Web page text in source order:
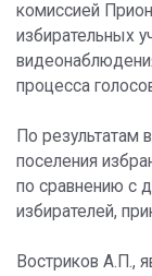
комиссией
избирательных
процесса
По результатам
поселения
по сравнению с
избирателей,
Востриков А.П.,